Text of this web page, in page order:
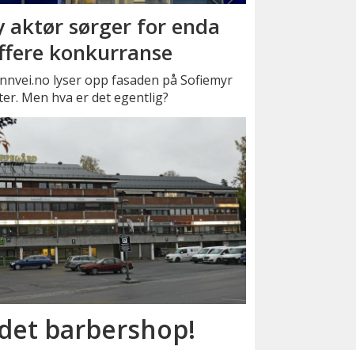
aktør sørger for enda
konkurranse
lyser opp fasaden på Sofiemyr
Men hva er det egentlig?
barbershop!